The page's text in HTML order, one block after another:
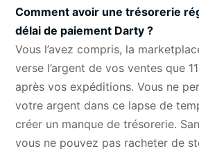
Comment avoir une trésorerie
délai de paiement Darty ?
Vous l’avez compris, la
verse l’argent de vos ventes que
après vos expéditions. Vous ne
votre argent dans ce lapse de
créer un manque de trésorerie.
vous ne pouvez pas racheter de